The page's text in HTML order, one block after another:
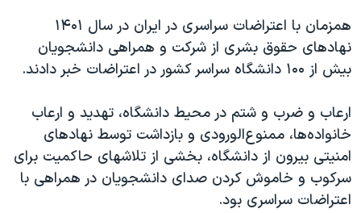
همزمان با اعتراضات سراسری در ایران در سال ۱۴۰۱
نهادهای حقوق بشری از شرکت و همراهی دانشجویان
بیش از ۱۰۰ دانشگاه سراسر کشور در اعتراضات خبر دادند.
ارعاب و ضرب‌ و شتم در محیط دانشگاه، تهدید و ارعاب
خانواده‌‌ها، ممنوع‌الورودی و بازداشت توسط نهادهای
امنیتی بیرون از دانشگاه، بخشی از تلاشهای حاکمیت برای
سرکوب و خاموش کردن صدای دانشجویان در همراهی با
اعتراضات سراسری بود.